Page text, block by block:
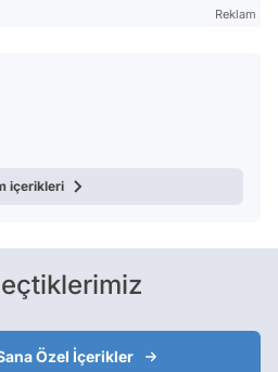
Reklam
içerikleri
Özel İçerikler